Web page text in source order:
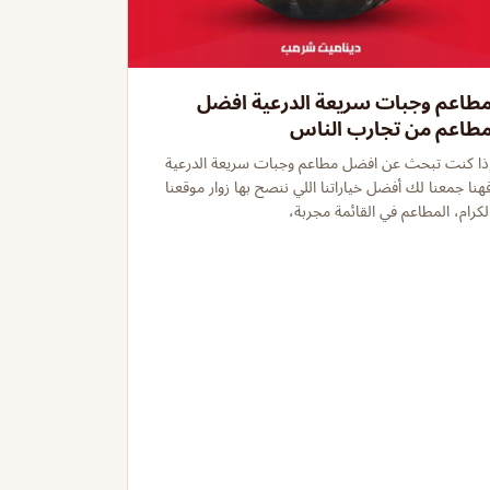
وجبات سريعة الدرعية افضل
من تجارب الناس
كنت تبحث عن افضل مطاعم وجبات سريعة الدرعية
جمعنا لك أفضل خياراتنا اللي ننصح بها زوار موقعنا
المطاعم في القائمة مجربة،